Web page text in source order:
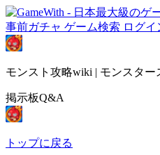
事前ガチャ ゲーム検索 ログイ
モンスト攻略wiki | モンスター
掲示板Q&A
トップに戻る